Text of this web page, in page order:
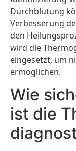
Durchblutung
Verbesserung
den
wird die
eingesetzt, um
ermöglichen.
Wie
ist die